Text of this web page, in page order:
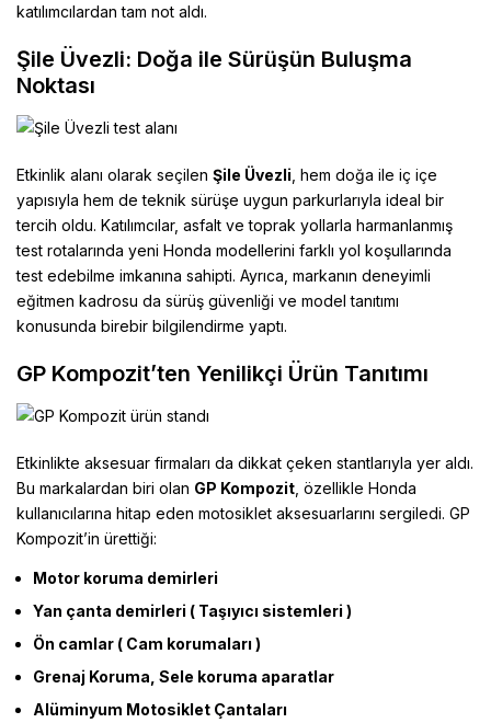
katılımcılardan tam not aldı.
Şile Üvezli: Doğa ile Sürüşün Buluşma
Noktası
Etkinlik alanı olarak seçilen Şile Üvezli, hem doğa ile iç içe
yapısıyla hem de teknik sürüşe uygun parkurlarıyla ideal bir
tercih oldu. Katılımcılar, asfalt ve toprak yollarla harmanlanmış
test rotalarında yeni Honda modellerini farklı yol koşullarında
test edebilme imkanına sahipti. Ayrıca, markanın deneyimli
eğitmen kadrosu da sürüş güvenliği ve model tanıtımı
konusunda birebir bilgilendirme yaptı.
GP Kompozit’ten Yenilikçi Ürün Tanıtımı
Etkinlikte aksesuar firmaları da dikkat çeken stantlarıyla yer aldı.
Bu markalardan biri olan GP Kompozit, özellikle Honda
kullanıcılarına hitap eden motosiklet aksesuarlarını sergiledi. GP
Kompozit’in ürettiği:
Motor koruma demirleri
Yan çanta demirleri ( Taşıyıcı sistemleri )
Ön camlar ( Cam korumaları )
Grenaj Koruma, Sele koruma aparatlar
Alüminyum Motosiklet Çantaları